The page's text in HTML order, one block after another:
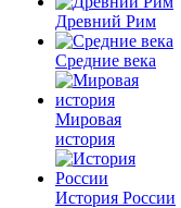
Древний Рим
Средние века
Мировая
история
История России